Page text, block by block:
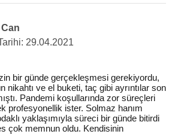
29.04.2021
bir günde gerçekleşmesi gerekiyordu,
nikahtı ve el buketi, taç gibi ayrıntılar son
Pandemi koşullarında zor süreçleri
profesyonellik ister. Solmaz hanım
yaklaşımıyla süreci bir günde bitirdi
çok memnun oldu. Kendisinin